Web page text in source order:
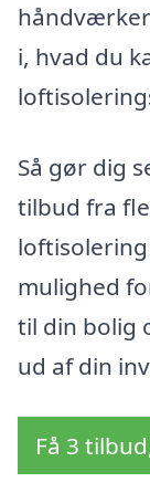
i, hvad du
Så gør dig
tilbud fra
mulighed
til din bolig
ud af din
Få 3